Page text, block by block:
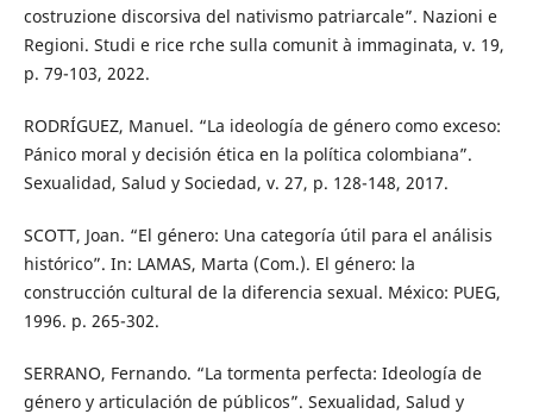
costruzione discorsiva del nativismo patriarcale”. Nazioni e
Regioni. Studi e rice rche sulla comunit à immaginata, v. 19,
p. 79-103, 2022.
RODRÍGUEZ, Manuel. “La ideología de género como exceso:
Pánico moral y decisión ética en la política colombiana”.
Sexualidad, Salud y Sociedad, v. 27, p. 128-148, 2017.
SCOTT, Joan. “El género: Una categoría útil para el análisis
histórico”. In: LAMAS, Marta (Com.). El género: la
construcción cultural de la diferencia sexual. México: PUEG,
1996. p. 265-302.
SERRANO, Fernando. “La tormenta perfecta: Ideología de
género y articulación de públicos”. Sexualidad, Salud y